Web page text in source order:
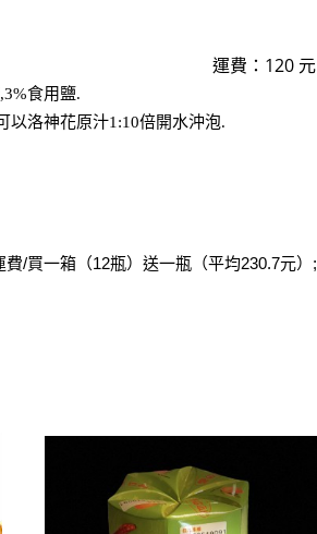
運費：120 元
食用鹽.
以洛神花原汁1:10倍開水沖泡.
/買一箱（12瓶）送一瓶（平均230.7元）;